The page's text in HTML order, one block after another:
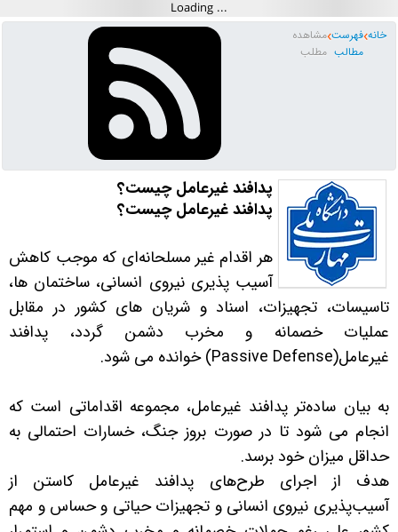
خانه فهرست
مطالب
مشاهده
مطلب
پدافند غیرعامل چیست؟
پدافند غیرعامل چیست؟
هر اقدام غیر مسلحانه‌ای که موجب کاهش
آسیب پذیری نیروی انسانی، ساختمان‌ ها،
تاسیسات، تجهیزات، اسناد و شریان های کشور در مقابل
عملیات خصمانه و مخرب دشمن گردد، پدافند
غیرعامل(Passive Defense)خوانده می شود.
به بیان ساده‌تر پدافند غیرعامل، مجموعه اقداماتی است که
انجام می شود تا در صورت بروز جنگ، خسارات احتمالی به
حداقل میزان خود برسد.
هدف از اجرای طرح‌های پدافند غیرعامل کاستن از
آسیب‌پذیری نیروی انسانی و تجهیزات حیاتی و حساس و مهم